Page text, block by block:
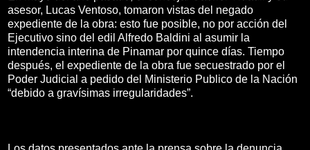
asesor, Lucas Ventoso, tomaron vistas del negado
expediente de la obra: esto fue posible, no por acción del
Ejecutivo sino del edil Alfredo Baldini al asumir la
intendencia interina de Pinamar por quince días. Tiempo
después, el expediente de la obra fue secuestrado por el
Poder Judicial a pedido del Ministerio Publico de la Nación
“debido a gravísimas irregularidades”.